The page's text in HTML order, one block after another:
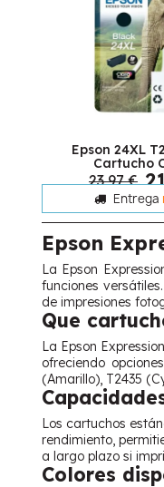
Epson 24XL
Cartucho
23,97 €
Entrega
Epson
La Epson
funciones
de impresiones
Que
La Epson
ofreciendo
(Amarillo), T2435
Los cartuchos
rendimiento,
a largo plazo si
Colores